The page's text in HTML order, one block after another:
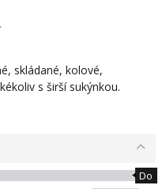
skládané, kolové,
s širší sukýnkou.
Do